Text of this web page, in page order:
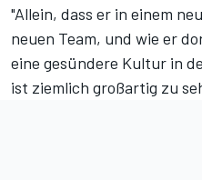
"Allein, dass er in einem
neuen Team, und wie er
eine gesündere Kultur in
ist ziemlich großartig zu